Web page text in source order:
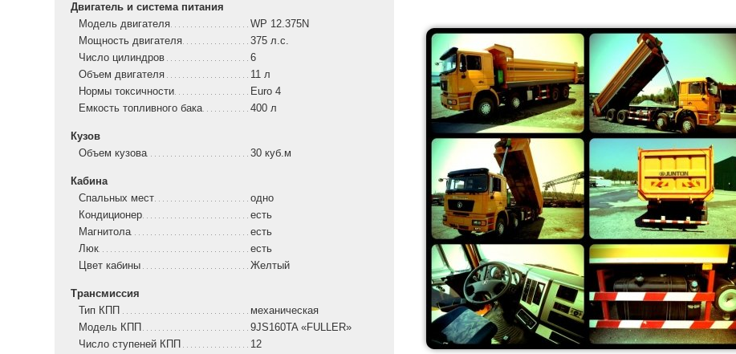
Двигатель и система питания
Модель двигателя
WP 12.375N
Мощность двигателя
375 л.с.
Число цилиндров
6
Объем двигателя
11 л
Нормы токсичности
Euro 4
Емкость топливного бака
400 л
Кузов
Объем кузова
30 куб.м
Кабина
Спальных мест
одно
Кондиционер
есть
Магнитола
есть
Люк
есть
Цвет кабины
Желтый
Трансмиссия
Тип КПП
механическая
Модель КПП
9JS160TA «FULLER»
Число ступеней КПП
12